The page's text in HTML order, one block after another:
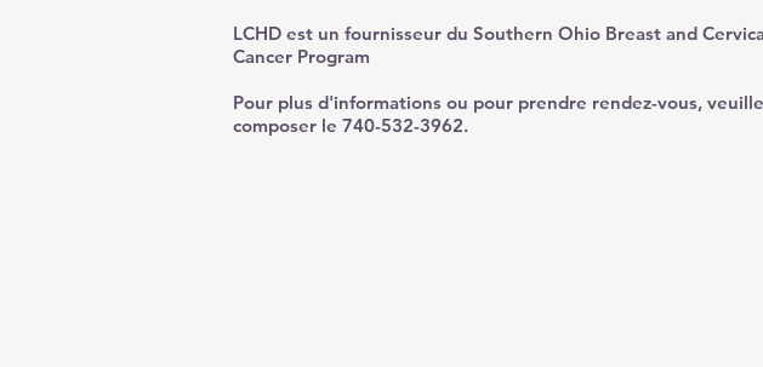
LCHD est un fournisseur du Southern Ohio Breast and
Cancer Program
Pour plus d'informations ou pour prendre rendez-vous,
composer le 740-532-3962.